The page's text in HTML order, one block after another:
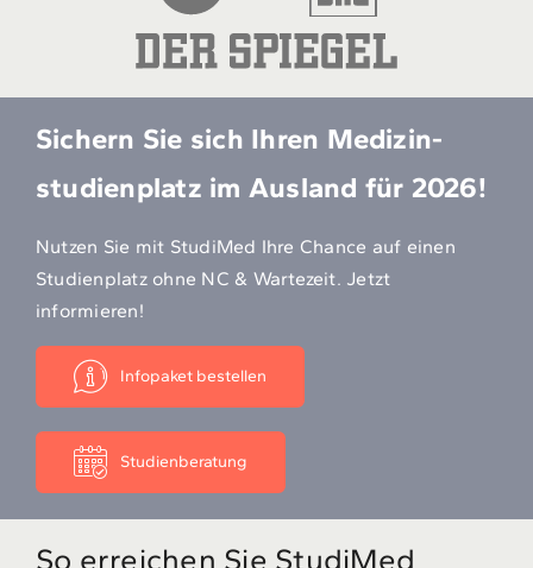
Sichern Sie sich Ihren Medizin­
studien­platz im Ausland für 2026!
Nutzen Sie mit StudiMed Ihre Chance auf einen
Studienplatz ohne NC & Wartezeit. Jetzt
informieren!
Infopaket bestellen
Studienberatung
So erreichen Sie StudiMed